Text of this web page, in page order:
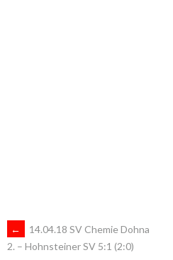
ARTIKEL-
←
14.04.18 SV Chemie Dohna
2. – Hohnsteiner SV 5:1 (2:0)